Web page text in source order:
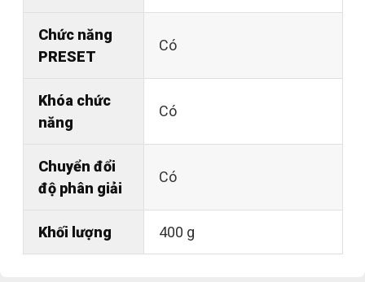
Chức năng
PRESET
Có
Khóa chức
năng
Có
Chuyển đổi
độ phân giải
Có
Khối lượng 400 g